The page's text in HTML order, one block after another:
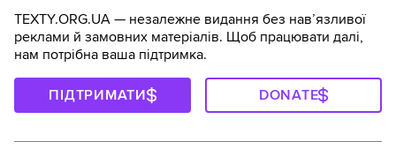
TEXTY.ORG.UA — незалежне видання без навʼязливої
реклами й замовних матеріалів. Щоб працювати далі,
нам потрібна ваша підтримка.
ПІДТРИМАТИ DONATE